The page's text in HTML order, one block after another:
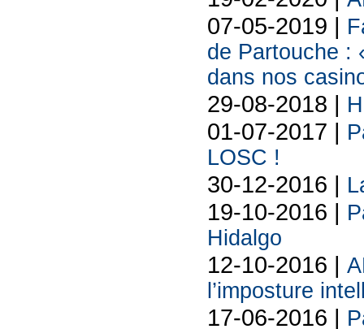
07-05-2019 |
de Partouche :
dans nos
29-08-2018 |
01-07-2017 |
LOSC !
30-12-2016 |
19-10-2016 |
Hidalgo
12-10-2016 |
l’imposture
17-06-2016 |